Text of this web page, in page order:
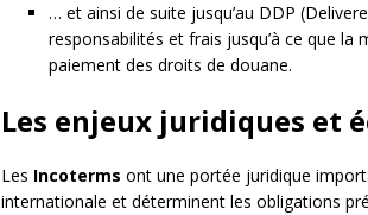
… et ainsi de suite jusqu’au DDP
responsabilités et frais jusqu’à ce que la
paiement des droits de douane.
Les enjeux juridiques et
Les Incoterms ont une portée juridique
internationale et déterminent les obligations